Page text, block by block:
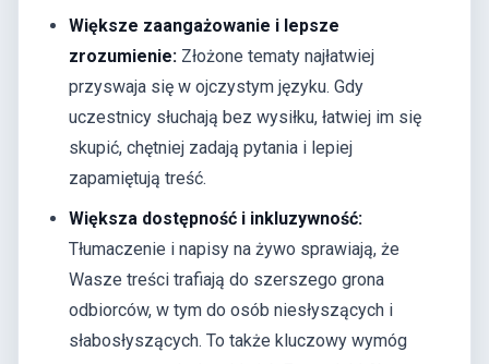
Większe zaangażowanie i lepsze
zrozumienie: Złożone tematy najłatwiej
przyswaja się w ojczystym języku. Gdy
uczestnicy słuchają bez wysiłku, łatwiej im się
skupić, chętniej zadają pytania i lepiej
zapamiętują treść.
Większa dostępność i inkluzywność:
Tłumaczenie i napisy na żywo sprawiają, że
Wasze treści trafiają do szerszego grona
odbiorców, w tym do osób niesłyszących i
słabosłyszących. To także kluczowy wymóg